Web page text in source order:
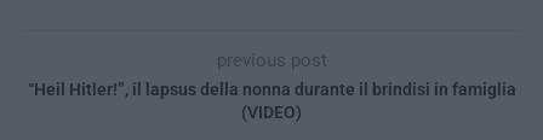
previous post
“Heil Hitler!”, il lapsus della nonna durante il brindisi in famiglia
(VIDEO)